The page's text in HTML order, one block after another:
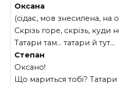
Оксана
(сідає, мов знесилена, на
Скрізь горе, скрізь, куди
Татари там… татари й тут…
Степан
Оксано!
Що мариться тобі? Татари